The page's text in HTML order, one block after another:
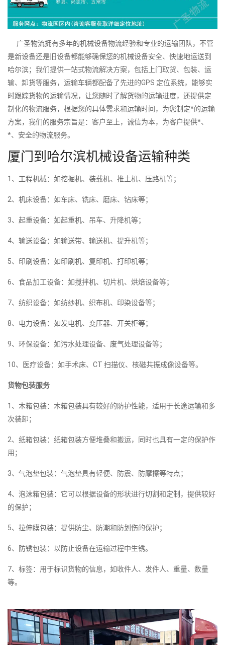
广圣物流拥有多年的机械设备物流经验和专业的运输团队，不管
是新设备还是旧设备都能够确保您的机械设备安全、快速地运送到
哈尔滨；我们提供一站式物流解决方案，包括上门取货、包装、运
输、卸货等服务，运输车辆都配备了先进的GPS 定位系统，能够实
时跟踪货物的运输情况，让您随时了解货物的运输进度，还提供定
制化的物流服务，根据您的具体需求和运输时间，为您制定*的运输
方案，我们的服务宗旨是：客户至上，诚信为本，为客户提供*、
*、安全的物流服务。
厦门到哈尔滨机械设备运输种类
1、工程机械：如挖掘机、装载机、推土机、压路机等；
2、机床设备：如车床、铣床、磨床、钻床等；
3、起重设备：如起重机、吊车、升降机等；
4、输送设备：如输送带、输送机、提升机等；
5、印刷设备：如印刷机、复印机、打印机等；
6、食品加工设备：如搅拌机、切片机、烘焙设备等；
7、纺织设备：如纺纱机、织布机、印染设备等；
8、电力设备：如发电机、变压器、开关柜等；
9、环保设备：如污水处理设备、废气处理设备等；
10、医疗设备：如手术床、CT 扫描仪、核磁共振成像设备等。
货物包装服务
1、木箱包装：木箱包装具有较好的防护性能，适用于长途运输和多
次装卸；
2、纸箱包装：纸箱包装方便堆叠和搬运，同时也具有一定的保护作
用；
3、气泡垫包装：气泡垫具有轻便、防震、防摩擦等特点；
4、泡沫箱包装：它可以根据设备的形状进行切割和定制，提供较好
的保护；
5、拉伸膜包装：提供防尘、防潮和防划伤的保护；
6、防锈包装：以防止设备在运输过程中生锈。
7、标签：用于标识货物的信息，如收件人、发件人、重量、数量
等。